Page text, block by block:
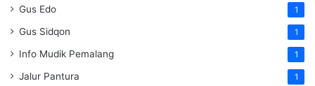
Gus Edo 1
Gus Sidqon 1
Info Mudik Pemalang 1
Jalur Pantura 1